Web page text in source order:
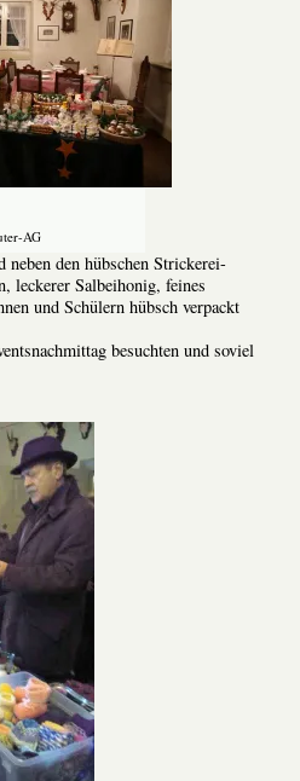
AG
den hübschen Strickerei-
leckerer Salbeihonig, feines
und Schülern hübsch verpackt
besuchten und soviel